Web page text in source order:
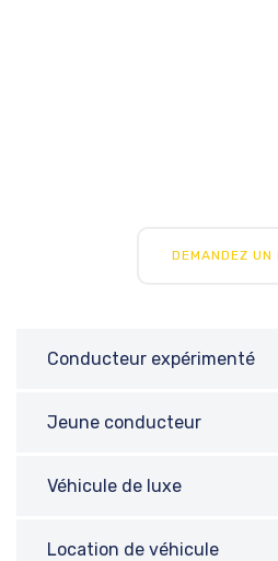
DEMANDEZ UN
Conducteur expérimenté
Jeune conducteur
Véhicule de luxe
Location de véhicule